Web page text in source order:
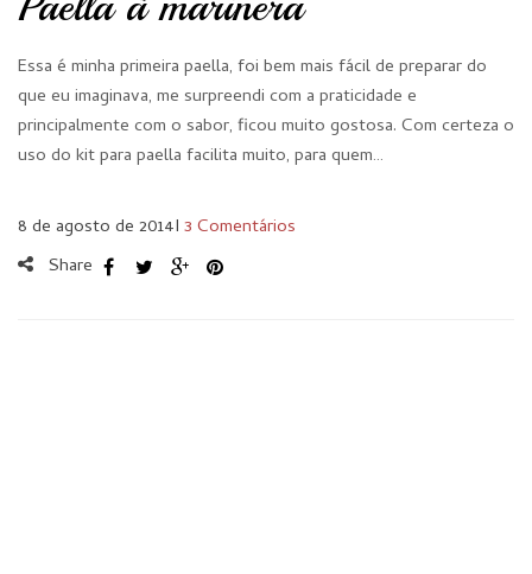
Essa é minha primeira paella, foi bem mais fácil de preparar do
que eu imaginava, me surpreendi com a praticidade e
principalmente com o sabor, ficou muito gostosa. Com certeza o
uso do kit para paella facilita muito, para quem…
8 de agosto de 2014I 3 Comentários
Share